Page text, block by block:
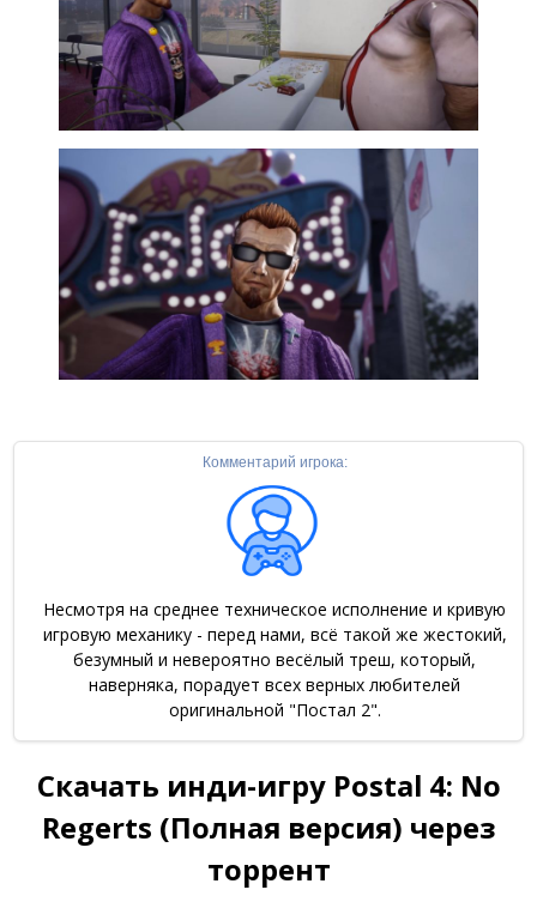
Комментарий игрока:
Несмотря на среднее техническое исполнение и кривую
игровую механику - перед нами, всё такой же жестокий,
безумный и невероятно весёлый треш, который,
наверняка, порадует всех верных любителей
оригинальной "Постал 2".
Скачать инди-игру Postal 4: No
Regerts (Полная версия) через
торрент